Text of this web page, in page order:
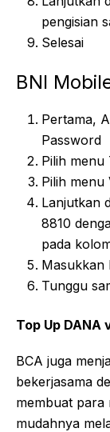
pengisian
Selesai
BNI
Pertama,
Password
Pilih menu
Pilih
Lanjutkan
8810
pada
Masukkan
Tunggu
Top Up DANA
BCA juga
bekerjasama
membuat para
mudahnya